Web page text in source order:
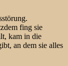
fing sie
kam in die
an dem sie alles